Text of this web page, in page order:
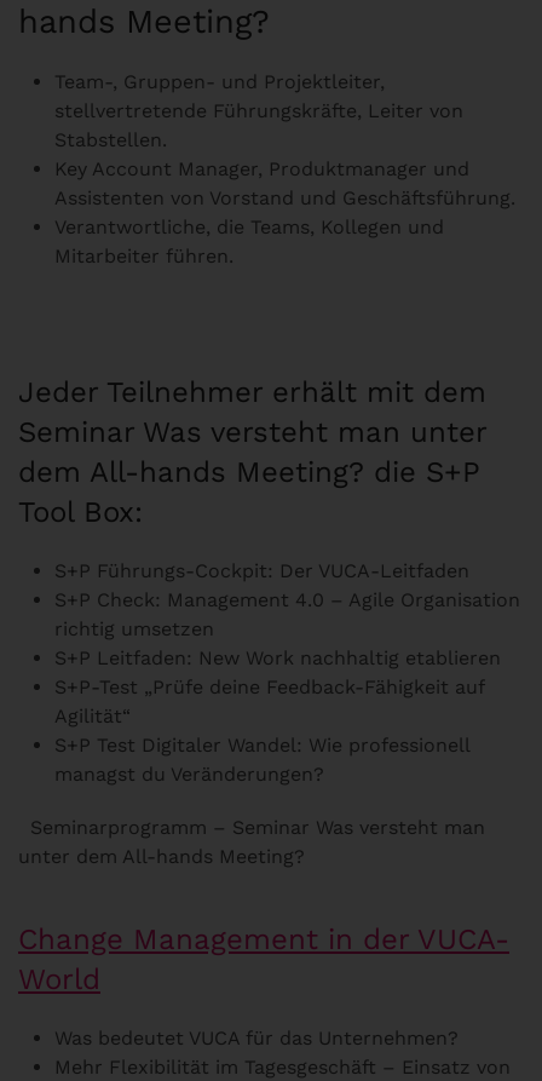
hands Meeting?
Team-, Gruppen- und Projektleiter,
stellvertretende Führungskräfte, Leiter von
Stabstellen.
Key Account Manager, Produktmanager und
Assistenten von Vorstand und Geschäftsführung.
Verantwortliche, die Teams, Kollegen und
Mitarbeiter führen.
Jeder Teilnehmer erhält mit dem
Seminar Was versteht man unter
dem All-hands Meeting? die S+P
Tool Box:
S+P Führungs-Cockpit: Der VUCA-Leitfaden
S+P Check: Management 4.0 – Agile Organisation
richtig umsetzen
S+P Leitfaden: New Work nachhaltig etablieren
S+P-Test „Prüfe deine Feedback-Fähigkeit auf
Agilität“
S+P Test Digitaler Wandel: Wie professionell
managst du Veränderungen?
Seminarprogramm – Seminar Was versteht man
unter dem All-hands Meeting?
Change Management in der VUCA-
World
Was bedeutet VUCA für das Unternehmen?
Mehr Flexibilität im Tagesgeschäft – Einsatz von